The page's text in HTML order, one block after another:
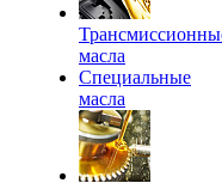
масла
Специальные
масла